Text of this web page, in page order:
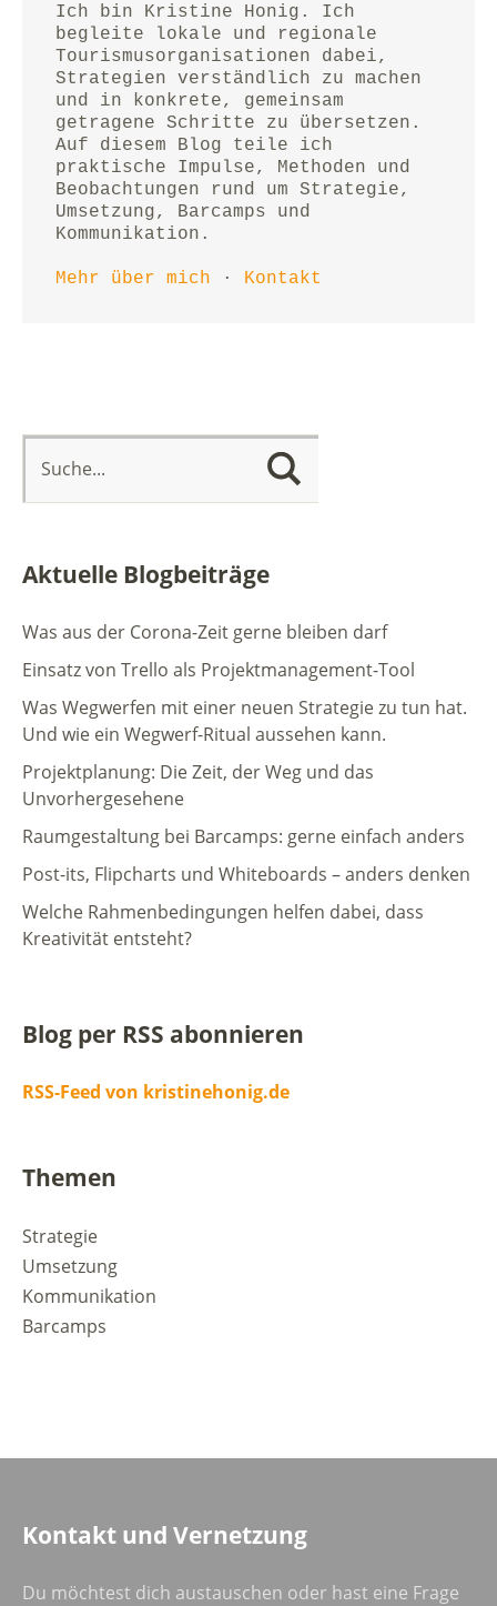
Ich bin Kristine Honig. Ich
begleite lokale und regionale
Tourismusorganisationen dabei,
Strategien verständlich zu machen
und in konkrete, gemeinsam
getragene Schritte zu übersetzen.
Auf diesem Blog teile ich
praktische Impulse, Methoden und
Beobachtungen rund um Strategie,
Umsetzung, Barcamps und
Kommunikation.
Mehr über mich · Kontakt
Aktuelle Blogbeiträge
Was aus der Corona-Zeit gerne bleiben darf
Einsatz von Trello als Projektmanagement-Tool
Was Wegwerfen mit einer neuen Strategie zu tun hat.
Und wie ein Wegwerf-Ritual aussehen kann.
Projektplanung: Die Zeit, der Weg und das
Unvorhergesehene
Raumgestaltung bei Barcamps: gerne einfach anders
Post-its, Flipcharts und Whiteboards – anders denken
Welche Rahmenbedingungen helfen dabei, dass
Kreativität entsteht?
Blog per RSS abonnieren
RSS-Feed von kristinehonig.de
Themen
Strategie
Umsetzung
Kommunikation
Barcamps
Kontakt und Vernetzung
Du möchtest dich austauschen oder hast eine Frage